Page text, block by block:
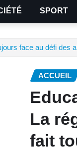
SPORT
face au défi des
ACCUEIL
La
fait